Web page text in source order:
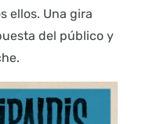
ellos. Una gira
del público y